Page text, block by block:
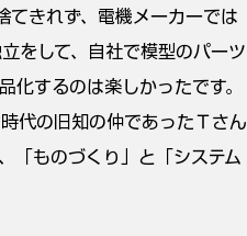
きれず、電機メーカーでは
をして、自社で模型のパーツ
化するのは楽しかったです。
代の旧知の仲であったＴさん
「ものづくり」と「システム